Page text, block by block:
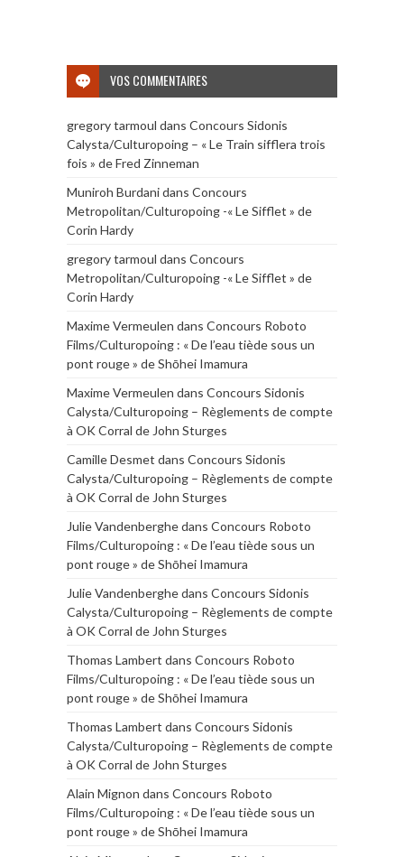
VOS COMMENTAIRES
gregory tarmoul dans Concours Sidonis
Calysta/Culturopoing – « Le Train sifflera trois
fois » de Fred Zinneman
Muniroh Burdanidans Concours
Metropolitan/Culturopoing -« Le Sifflet » de
Corin Hardy
gregory tarmoul dans Concours
Metropolitan/Culturopoing -« Le Sifflet » de
Corin Hardy
Maxime Vermeulen dans Concours Roboto
Films/Culturopoing : « De l’eau tiède sous un
pont rouge » de Shōhei Imamura
Maxime Vermeulen dans Concours Sidonis
Calysta/Culturopoing – Règlements de compte
à OK Corral de John Sturges
Camille Desmet dans Concours Sidonis
Calysta/Culturopoing – Règlements de compte
à OK Corral de John Sturges
Julie Vandenberghedans Concours Roboto
Films/Culturopoing : « De l’eau tiède sous un
pont rouge » de Shōhei Imamura
Julie Vandenberghedans Concours Sidonis
Calysta/Culturopoing – Règlements de compte
à OK Corral de John Sturges
Thomas Lambert dans Concours Roboto
Films/Culturopoing : « De l’eau tiède sous un
pont rouge » de Shōhei Imamura
Thomas Lambert dans Concours Sidonis
Calysta/Culturopoing – Règlements de compte
à OK Corral de John Sturges
Alain Mignon dans Concours Roboto
Films/Culturopoing : « De l’eau tiède sous un
pont rouge » de Shōhei Imamura